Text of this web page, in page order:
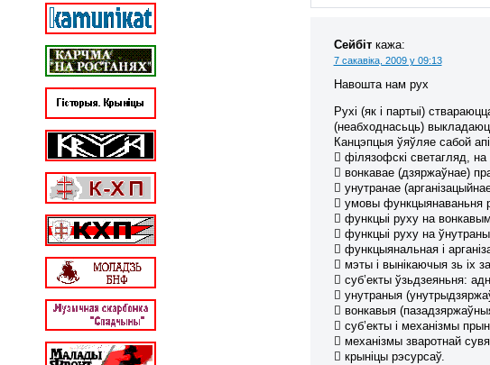
Сейбіт кажа:
7 сакавіка, 2009 у 09:13
Навошта нам рух
Рухі (як і партыі)
(неабходнасьць)
Канцэпцыя ўяўляе сабой
 філязофскі светагляд, на
 вонкавае (дзяржаўнае)
 унутранае
 умовы функцыянаваньня
 функцыі руху на
 функцыі руху на
 функцыянальная і
 мэты і вынікаючыя зь іх
 суб’екты ўзьдзеяньня:
 унутраныя
 вонкавыя
 суб’екты і механізмы
 механізмы зваротнай
 крыніцы рэсурсаў.